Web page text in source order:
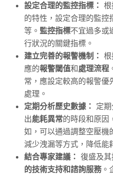
設定合理的監控指標：
的特性，設定合理的監控
等。 監控指標不宜過多或
行狀況的關鍵指標。
建立完善的報警機制：
應的報警閾值和處理流程
常，應設定較高的報警優
處理。
定期分析歷史數據： 定
出能耗異常的時段和原因
如，可以通過調整空壓機
減少洩漏等方式，降低能
結合專家建議： 復盛及
的技術支持和諮詢服務